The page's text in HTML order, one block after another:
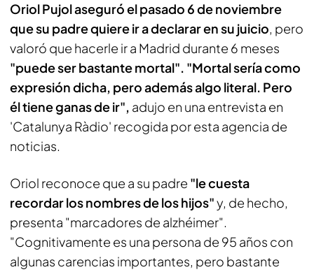
Oriol Pujol aseguró el pasado 6 de noviembre
que su padre quiere ir a declarar en su juicio, pero
valoró que hacerle ir a Madrid durante 6 meses
"puede ser bastante mortal". "Mortal sería como
expresión dicha, pero además algo literal. Pero
él tiene ganas de ir", adujo en una entrevista en
'Catalunya Ràdio' recogida por esta agencia de
noticias.
Oriol reconoce que a su padre "le cuesta
recordar los nombres de los hijos"y, de hecho,
presenta "marcadores de alzhéimer".
"Cognitivamente es una persona de 95 años con
algunas carencias importantes, pero bastante